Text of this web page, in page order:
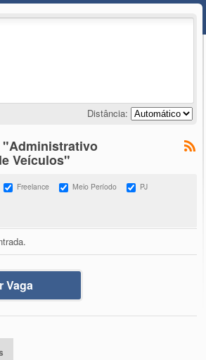
Distância:
"Administrativo
Veículos"
Freelance Meio Período
PJ
Vaga